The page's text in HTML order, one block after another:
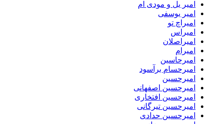
امیر یل و مودی ام
امیر یوسفی
امیراچ تو
امیراس
امیراصلان
امیرام
امیرحاسین
امیرحسام برآسود
امیرحسین
امیرحسین اصفهانی
امیرحسین افتخاری
امیرحسین تیرگانی
امیرحسین حدادی